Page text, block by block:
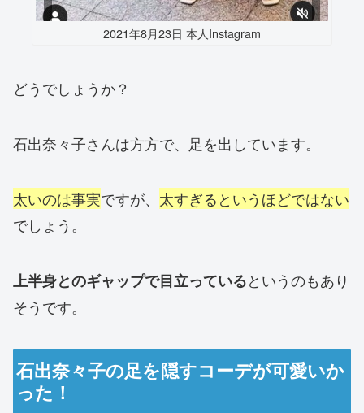
2021年8月23日 本人Instagram
どうでしょうか？
石出奈々子さんは方方で、足を出しています。
太いのは事実ですが、 太すぎるというほどではない
でしょう。
上半身とのギャップで目立っているというのもあり
そうです。
石出奈々子の足を隠すコーデが可愛いか
った！